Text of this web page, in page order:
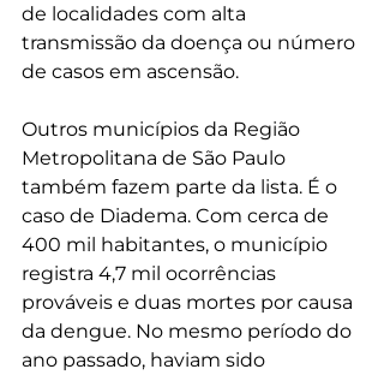
de localidades com alta
transmissão da doença ou número
de casos em ascensão.
Outros municípios da Região
Metropolitana de São Paulo
também fazem parte da lista. É o
caso de Diadema. Com cerca de
400 mil habitantes, o município
registra 4,7 mil ocorrências
prováveis e duas mortes por causa
da dengue. No mesmo período do
ano passado, haviam sido